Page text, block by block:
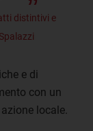
distintivi e
e di
con un
locale.